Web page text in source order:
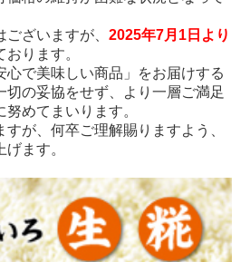
ざいますが、 2025年7月1日より
ります。
心で美味しい商品」をお届けする
切の妥協をせず、より一層ご満足
めてまいります。
が、何卒ご理解賜りますよう、
ます。